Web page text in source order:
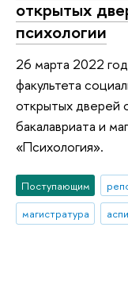
открытых
психологии
26 марта 2022
факультета
открытых дверей
бакалавриата и
«Психология».
Поступающим
магистратура